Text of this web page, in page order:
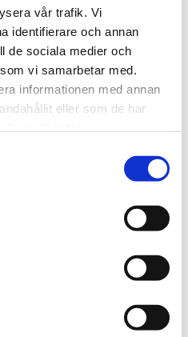
vår trafik. Vi
identifierare och annan
de sociala medier och
vi samarbetar med.
informationen med annan
eller som de har
ja till Gud